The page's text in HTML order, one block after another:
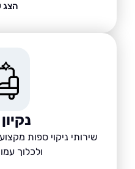
נקיון ספות
שירותי ניקוי ספות מקצועיים
ולכלוך עמוק מבד